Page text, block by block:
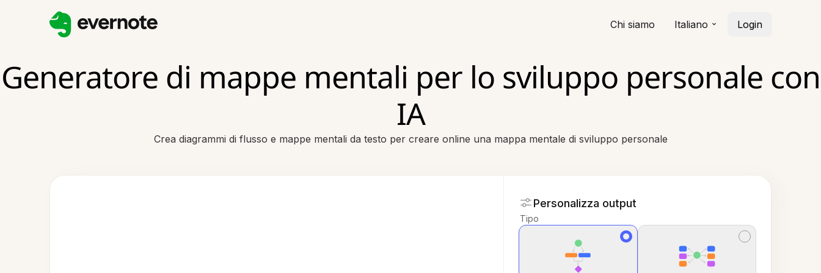
Chi siamo Italiano Login
Generatore di mappe mentali per lo sviluppo personale con
IA
Crea diagrammi di flusso e mappe mentali da testo per creare online una mappa mentale di sviluppo personale
Personalizza output
Tipo